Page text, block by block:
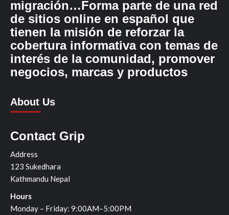
migración…Forma parte de una red
de sitios online en español que
tienen la misión de reforzar la
cobertura informativa con temas de
interés de la comunidad, promover
negocios, marcas y productos
About Us
Contact Grip
Address
123 Sukedhara
Kathmandu Nepal
Hours
Monday – Friday: 9:00AM–5:00PM